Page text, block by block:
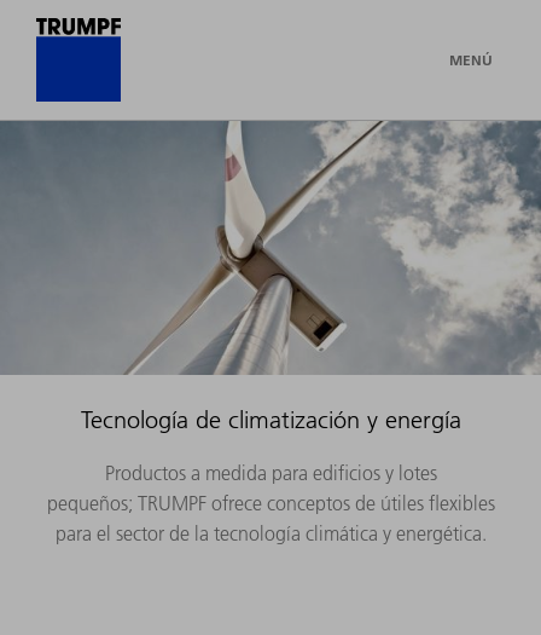
MENÚ
Tecnología de climatización y energía
Productos a medida para edificios y lotes
pequeños; TRUMPF ofrece conceptos de útiles flexibles
para el sector de la tecnología climática y energética.